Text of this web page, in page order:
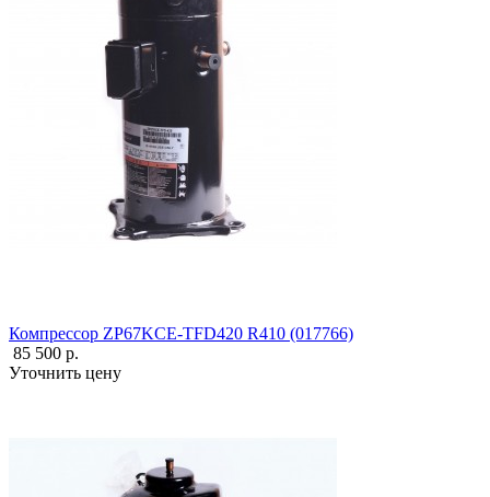
Компрессор ZP67KCE-TFD420 R410 (017766)
85 500 р.
Уточнить цену